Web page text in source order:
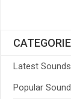
Latest Sounds
Popular